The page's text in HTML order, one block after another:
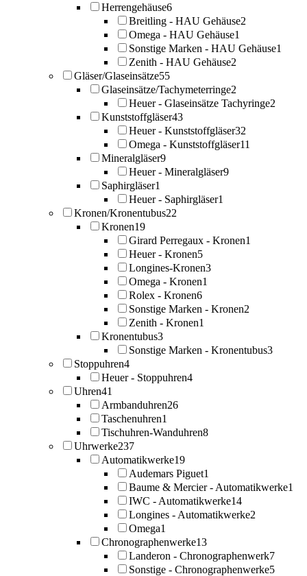
Herrengehäuse6
Breitling - HAU Gehäuse2
Omega - HAU Gehäuse1
Sonstige Marken - HAU Gehäuse1
Zenith - HAU Gehäuse2
Gläser/Glaseinsätze55
Glaseinsätze/Tachymeterringe2
Heuer - Glaseinsätze Tachyringe2
Kunststoffgläser43
Heuer - Kunststoffgläser32
Omega - Kunststoffgläser11
Mineralgläser9
Heuer - Mineralgläser9
Saphirgläser1
Heuer - Saphirgläser1
Kronen/Kronentubus22
Kronen19
Girard Perregaux - Kronen1
Heuer - Kronen5
Longines-Kronen3
Omega - Kronen1
Rolex - Kronen6
Sonstige Marken - Kronen2
Zenith - Kronen1
Kronentubus3
Sonstige Marken - Kronentubus3
Stoppuhren4
Heuer - Stoppuhren4
Uhren41
Armbanduhren26
Taschenuhren1
Tischuhren-Wanduhren8
Uhrwerke237
Automatikwerke19
Audemars Piguet1
Baume & Mercier - Automatikwerke1
IWC - Automatikwerke14
Longines - Automatikwerke2
Omega1
Chronographenwerke13
Landeron - Chronographenwerk7
Sonstige - Chronographenwerke5